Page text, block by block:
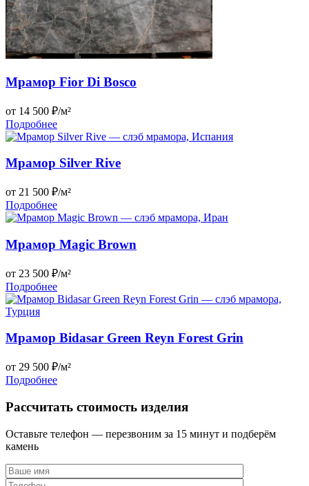
Мрамор Fior Di Bosco
от 14 500 ₽/м²
Подробнее
Мрамор Silver Rive
от 21 500 ₽/м²
Подробнее
Мрамор Magic Brown
от 23 500 ₽/м²
Подробнее
Мрамор Bidasar Green Reyn Forest Grin
от 29 500 ₽/м²
Подробнее
Рассчитать стоимость изделия
Оставьте телефон — перезвоним за 15 минут и подберём
камень